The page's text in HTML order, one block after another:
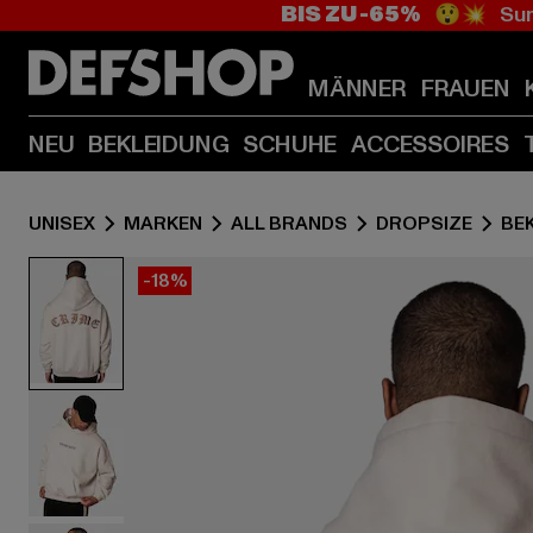
BIS ZU -65% 😲💥
MÄNNER FRAUEN
NEU BEKLEIDUNG SCHUHE ACCESSOIRES
UNISEX MARKEN ALL BRANDS DROPSIZE
-18%